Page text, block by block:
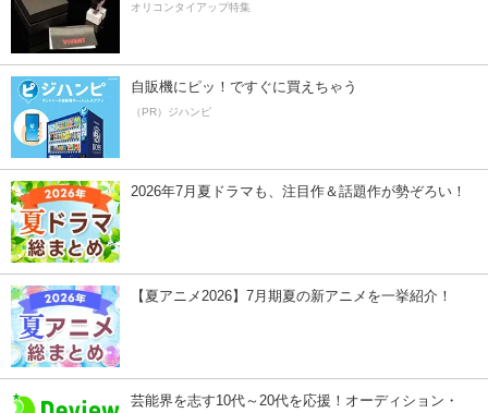
オリコンタイアップ特集
自販機にピッ！ですぐに買えちゃう
（PR）ジハンピ
2026年7月夏ドラマも、注目作＆話題作が勢ぞろい！
【夏アニメ2026】7月期夏の新アニメを一挙紹介！
芸能界を志す10代～20代を応援！オーディション・